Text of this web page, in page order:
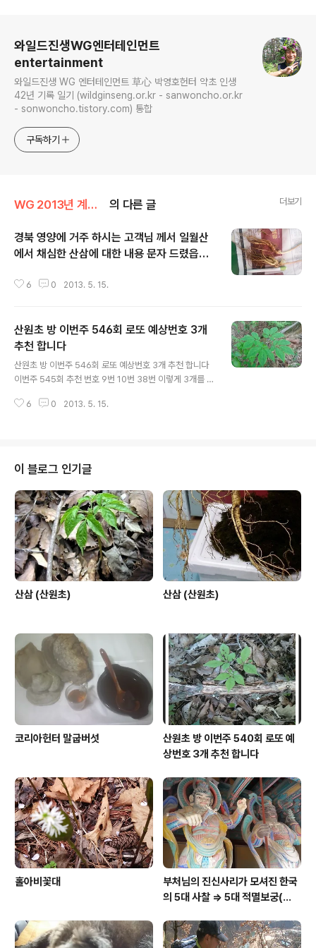
와일드진생WG엔터테인먼트
entertainment
와일드진생 WG 엔터테인먼트 草心 박영호헌터 약초 인생
42년 기록 일기 (wildginseng.or.kr - sanwoncho.or.kr
- sonwoncho.tistory.com) 통합
구독하기
WG 2013년 계사년 기록 의 다른 글 더보기
경북 영양에 거주 하시는 고객님 께서 일월산
에서 채심한 산삼에 대한 내용 문자 드렸읍니
6 0 2013. 5. 15.
산원초 방 이번주 546회 로또 예상번호 3개
추천 합니다
산원초 방 이번주 546회 로또 예상번호 3개 추천 합니다
이번주 545회 추천 번호 9번 10번 38번 이렇게 3개를 추
번호는 재미로 보는 것이오니 즐거운 시간되세요.
6 0 2013. 5. 15.
이 블로그 인기글
산삼 (산원초) 산삼 (산원초)
코리아헌터 말굽버섯
산원초 방 이번주 540회 로또 예
상번호 3개 추천 합니다
홀아비꽃대
부처님의 진신사리가 모셔진 한국
의 5대 사찰 => 5대 적멸보궁(寂